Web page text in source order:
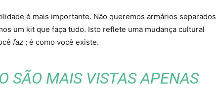
é mais importante. Não queremos armários separados
um kit que faça tudo. Isto reflete uma mudança cultural
faz ; é como você existe.
SÃO MAIS VISTAS APENAS